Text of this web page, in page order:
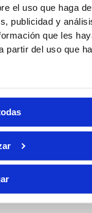
el uso que haga
publicidad y
que les
partir del uso que